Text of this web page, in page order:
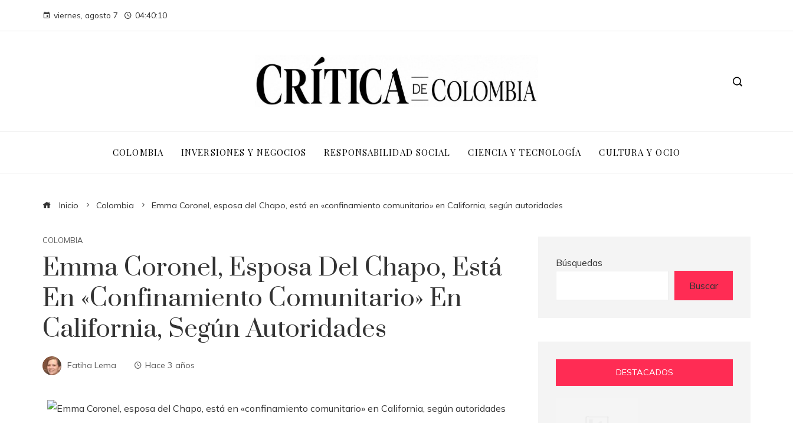
viernes, agosto 7 04:40:11
COLOMBIA INVERSIONES Y NEGOCIOS RESPONSABILIDAD SOCIAL CIENCIA Y TECNOLOGÍA CULTURA Y OCIO
Inicio Colombia Emma Coronel, esposa del Chapo, está en «confinamiento comunitario» en California, según autoridades
COLOMBIA
Emma Coronel, Esposa Del Chapo, Está
En «confinamiento Comunitario» En
California, Según Autoridades
Fatiha Lema Hace 3 años
Búsquedas
Buscar
DESTACADOS